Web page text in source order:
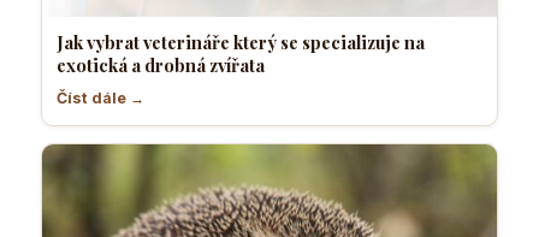
Jak vybrat veterináře který se specializuje na
exotická a drobná zvířata
Číst dále →